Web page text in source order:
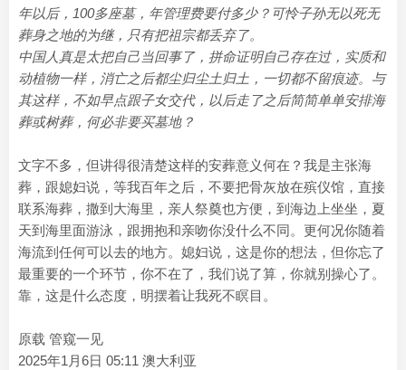
年以后，100多座墓，年管理费要付多少？可怜子孙无以死无
葬身之地的为继，只有把祖宗都丢弃了。
中国人真是太把自己当回事了，拼命证明自己存在过，实质和
动植物一样，消亡之后都尘归尘土归土，一切都不留痕迹。与
其这样，不如早点跟子女交代，以后走了之后简简单单安排海
葬或树葬，何必非要买墓地？
文字不多，但讲得很清楚这样的安葬意义何在？我是主张海
葬，跟媳妇说，等我百年之后，不要把骨灰放在殡仪馆，直接
联系海葬，撒到大海里，亲人祭奠也方便，到海边上坐坐，夏
天到海里面游泳，跟拥抱和亲吻你没什么不同。更何况你随着
海流到任何可以去的地方。媳妇说，这是你的想法，但你忘了
最重要的一个环节，你不在了，我们说了算，你就别操心了。
靠，这是什么态度，明摆着让我死不瞑目。
原载 管窥一见
2025年1月6日 05:11 澳大利亚